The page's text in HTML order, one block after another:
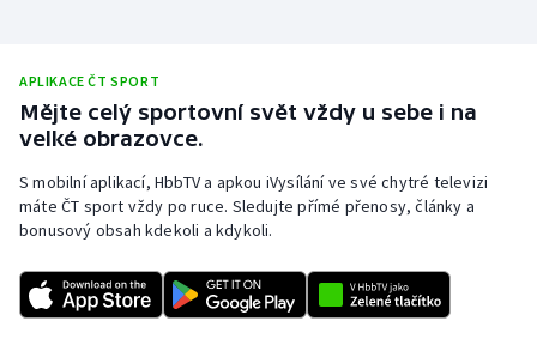
APLIKACE ČT SPORT
Mějte celý sportovní svět vždy u sebe i na
velké obrazovce.
S mobilní aplikací, HbbTV a apkou iVysílání ve své chytré televizi
máte ČT sport vždy po ruce. Sledujte přímé přenosy, články a
bonusový obsah kdekoli a kdykoli.